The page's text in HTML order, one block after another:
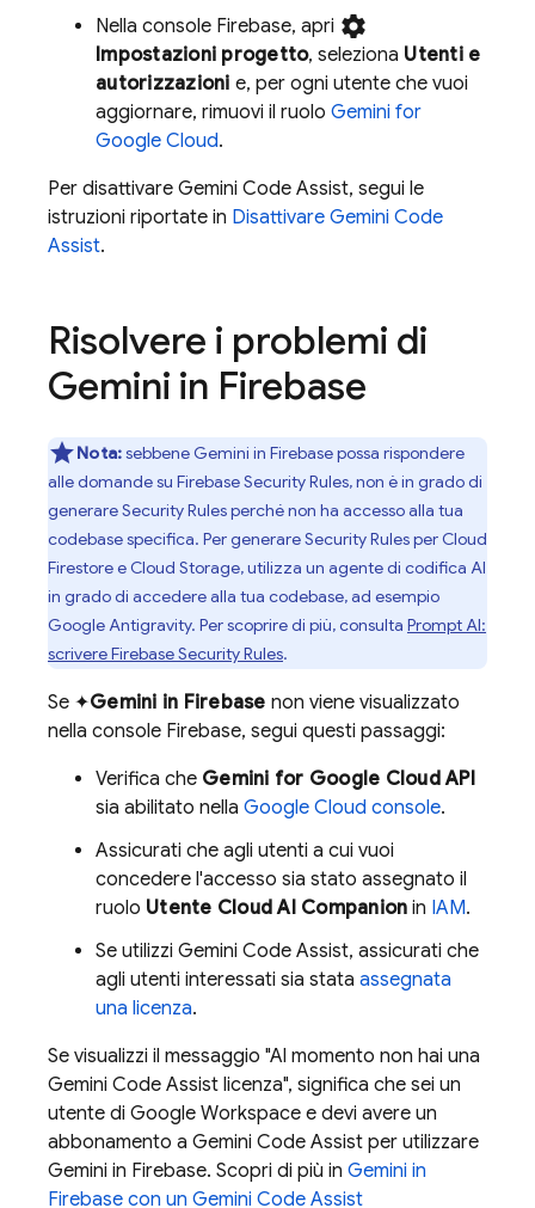
Nella console Firebase, apri settings
Impostazioni progetto, seleziona Utenti e
autorizzazioni e, per ogni utente che vuoi
aggiornare, rimuovi il ruolo Gemini for
Google Cloud.
Per disattivare Gemini Code Assist, segui le
istruzioni riportate in Disattivare Gemini Code
Assist.
Risolvere i problemi di
Gemini in Firebase
Nota:sebbene Gemini inFirebasepossa rispondere
alle domande su Firebase Security Rules, non è in grado di
generareSecurity Rulesperché non ha accesso alla tua
codebase specifica. Per generareSecurity Rulesper Cloud
Firestoree Cloud Storage, utilizza un agente di codifica AI
in grado di accedere alla tua codebase, ad esempio
Google Antigravity. Per scoprire di più, consulta Prompt AI:
scrivereFirebase Security Rules.
Se ✦Gemini in Firebase non viene visualizzato
nella console Firebase, segui questi passaggi:
Verifica che Gemini for Google Cloud API
sia abilitato nella Google Cloud console.
Assicurati che agli utenti a cui vuoi
concedere l'accesso sia stato assegnato il
ruolo Utente Cloud AI Companion in IAM.
Se utilizzi Gemini Code Assist, assicurati che
agli utenti interessati sia stata assegnata
una licenza.
Se visualizzi il messaggio "Al momento non hai una
Gemini Code Assist licenza", significa che sei un
utente di Google Workspace e devi avere un
abbonamento a Gemini Code Assist per utilizzare
Gemini in Firebase. Scopri di più in Gemini in
Firebase con un Gemini Code Assist